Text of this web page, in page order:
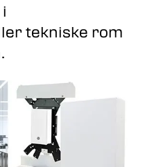
tekniske rom